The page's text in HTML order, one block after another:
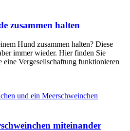
zusammen halten
Hund zusammen halten? Diese
immer wieder. Hier finden Sie
Vergesellschaftung funktionieren
miteinander